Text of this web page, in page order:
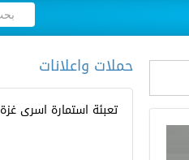
حملات واعلانات
تعبئة استمارة اسرى غزة